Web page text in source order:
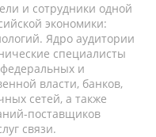
и сотрудники одной
экономики:
Ядро аудитории
специалисты
и
власти, банков,
сетей, а также
поставщиков
связи.